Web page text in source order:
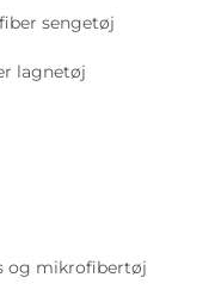
sengetøj
lagnetøj
og mikrofibertøj